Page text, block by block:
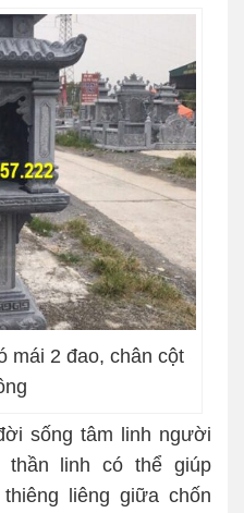
mái 2 đao, chân cột
sống tâm linh người
linh có thể giúp
liêng giữa chốn